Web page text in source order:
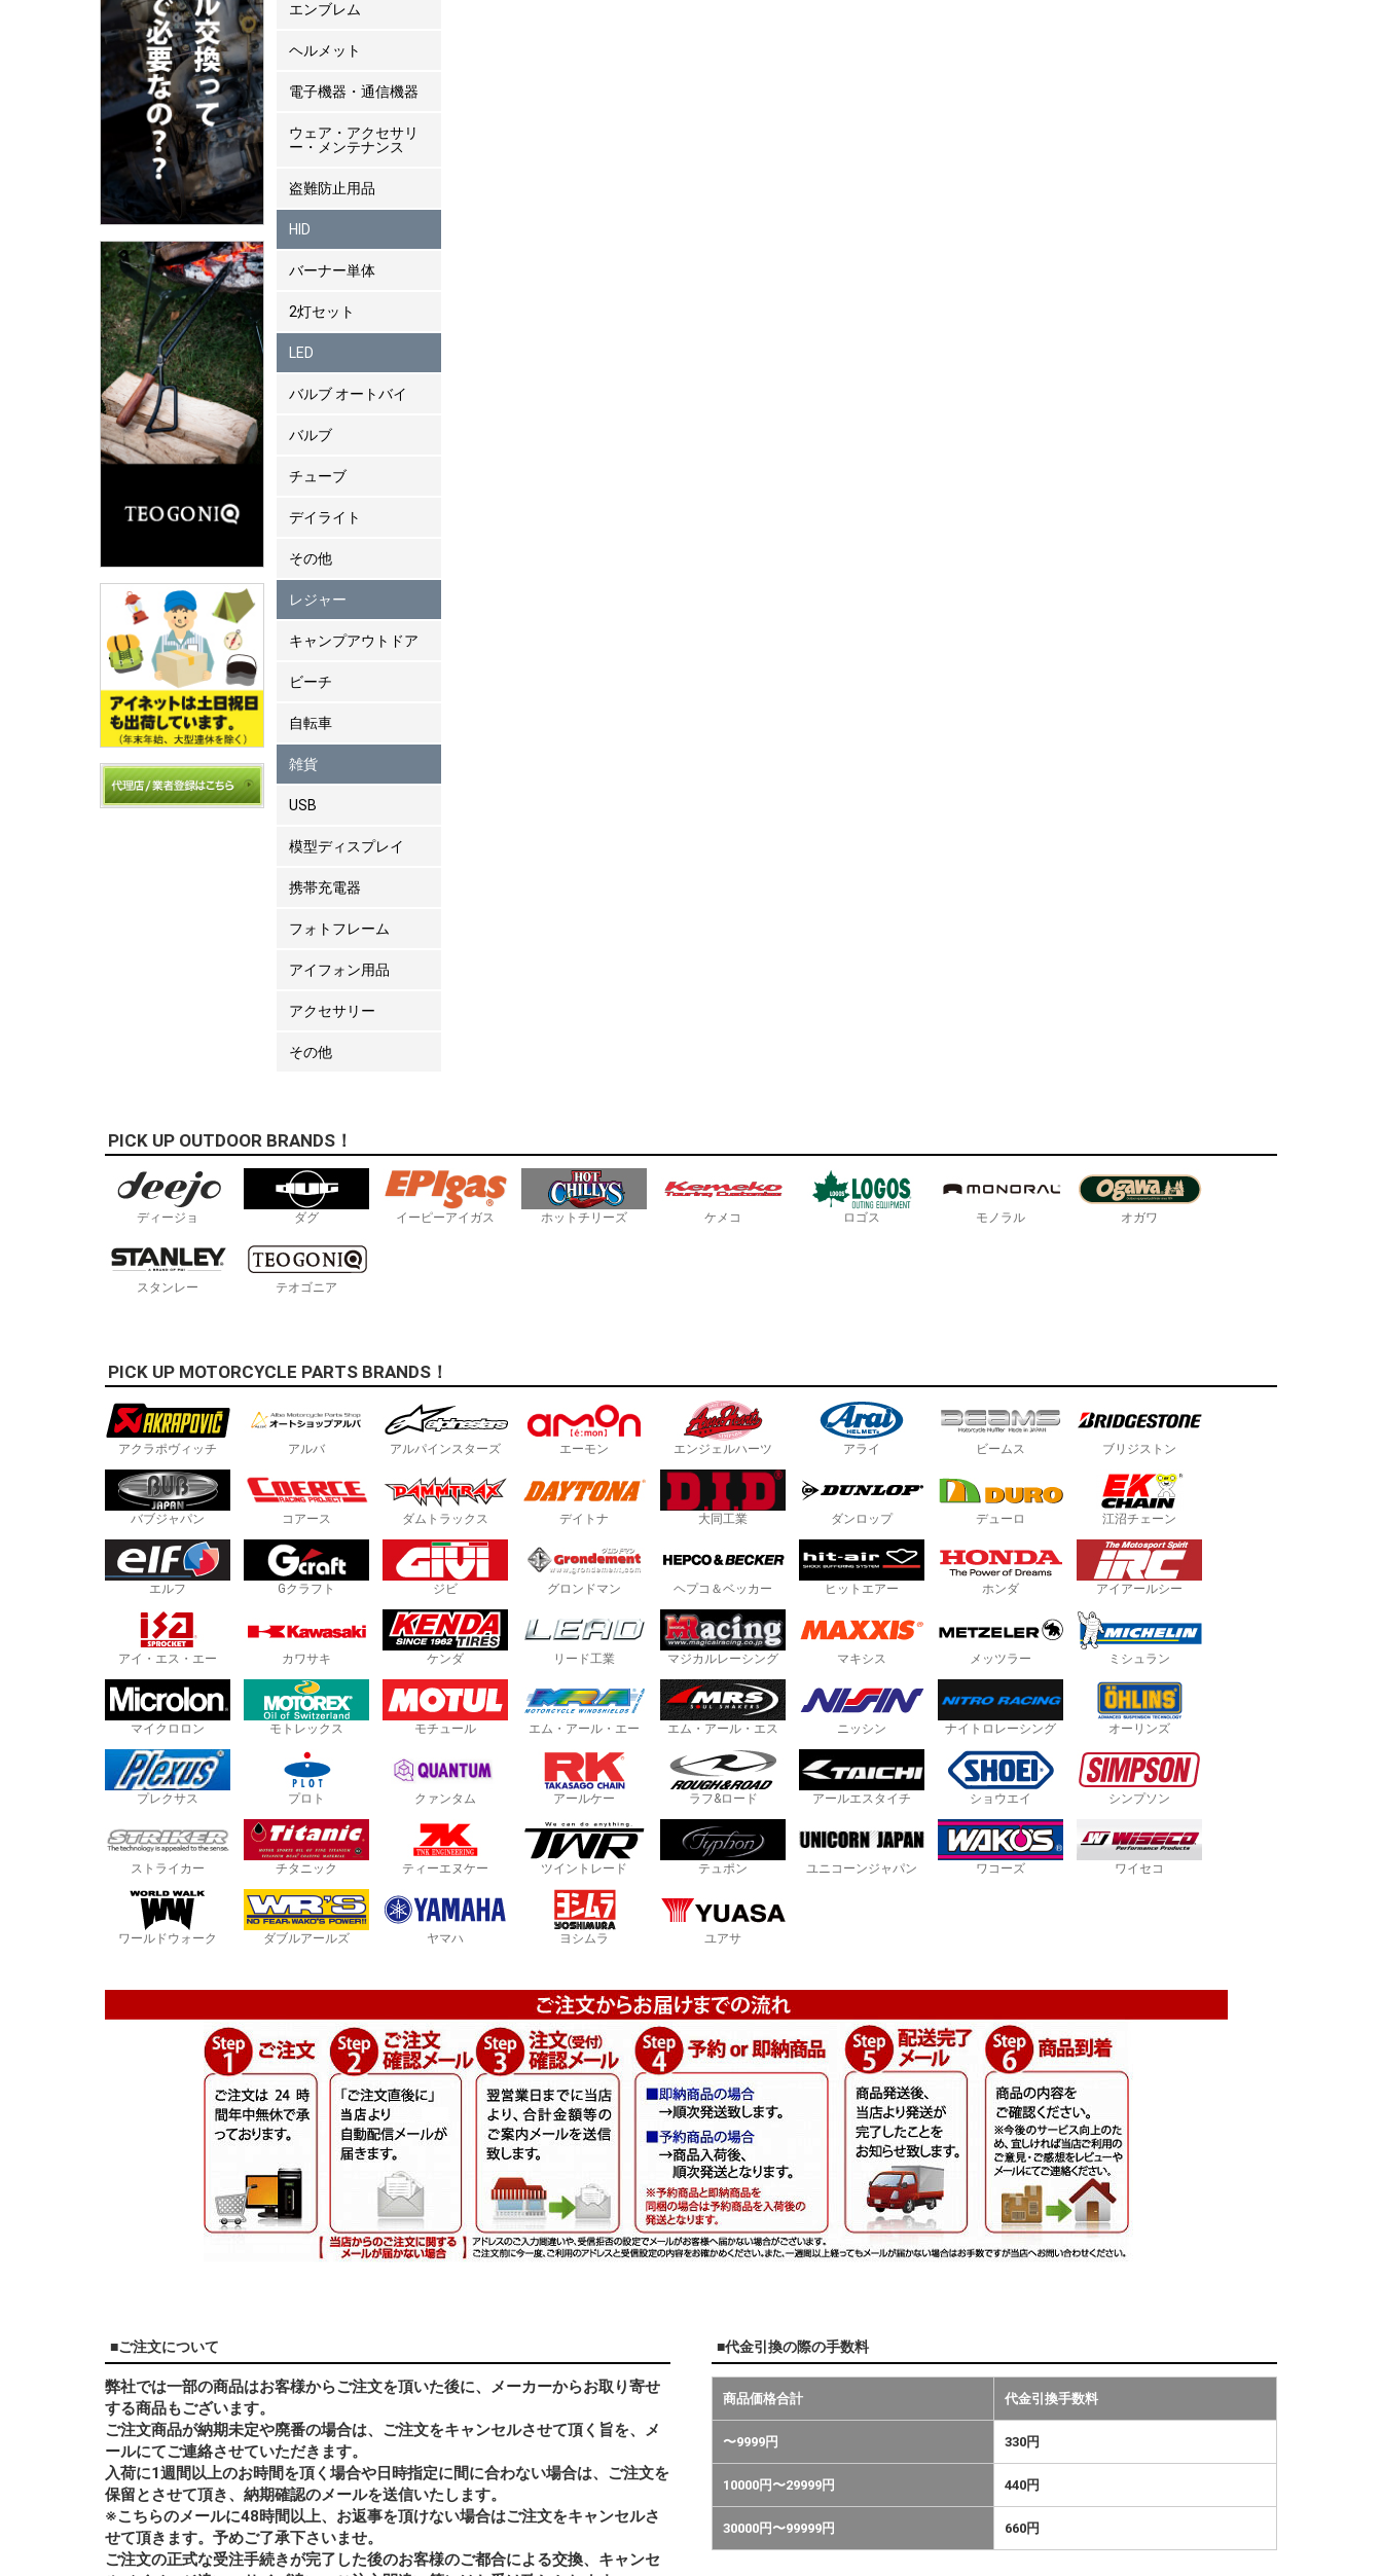
エンブレム
ヘルメット
電子機器・通信機器
ウェア・アクセサリ
ー・メンテナンス
盗難防止用品
HID
バーナー単体
2灯セット
LED
バルブ オートバイ
バルブ
チューブ
デイライト
その他
レジャー
キャンプアウトドア
ビーチ
自転車
雑貨
USB
模型ディスプレイ
携帯充電器
フォトフレーム
アイフォン用品
アクセサリー
その他
PICK UP OUTDOOR BRANDS！
ディージョ ダグ イーピーアイガス ホットチリーズ ケメコ ロゴス モノラル オガワ
スタンレー テオゴニア
PICK UP MOTORCYCLE PARTS BRANDS！
アクラポヴィッチ アルバ アルパインスターズ エーモン エンジェルハーツ アライ ビームス ブリジストン
バブジャパン コアース ダムトラックス デイトナ 大同工業 ダンロップ デューロ 江沼チェーン
エルフ Gクラフト ジビ グロンドマン ヘプコ＆ベッカー ヒットエアー ホンダ アイアールシー
アイ・エス・エー カワサキ ケンダ リード工業 マジカルレーシング マキシス メッツラー ミシュラン
マイクロロン モトレックス モチュール エム・アール・エー エム・アール・エス ニッシン ナイトロレーシング オーリンズ
プレクサス プロト クァンタム アールケー ラフ&ロード アールエスタイチ ショウエイ シンプソン
ストライカー チタニック ティーエヌケー ツイントレード テュポン ユニコーンジャパン ワコーズ ワイセコ
ワールドウォーク ダブルアールズ ヤマハ ヨシムラ ユアサ
■ご注文について
弊社では一部の商品はお客様からご注文を頂いた後に、メーカーからお取り寄せ
する商品もございます。
ご注文商品が納期未定や廃番の場合は、ご注文をキャンセルさせて頂く旨を、メ
ールにてご連絡させていただきます。
入荷に1週間以上のお時間を頂く場合や日時指定に間に合わない場合は、ご注文を
保留とさせて頂き、納期確認のメールを送信いたします。
※こちらのメールに48時間以上、お返事を頂けない場合はご注文をキャンセルさ
せて頂きます。予めご了承下さいませ。
ご注文の正式な受注手続きが完了した後のお客様のご都合による交換、キャンセ
■代金引換の際の手数料
商品価格合計 代金引換手数料
〜9999円 330円
10000円〜29999円 440円
30000円〜99999円 660円